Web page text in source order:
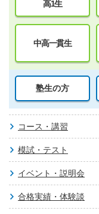
高1生
中高一貫生
塾生の方
コース・講習
模試・テスト
イベント・説明会
合格実績・体験談